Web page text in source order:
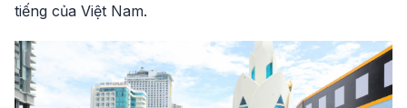
tiếng của Việt Nam.